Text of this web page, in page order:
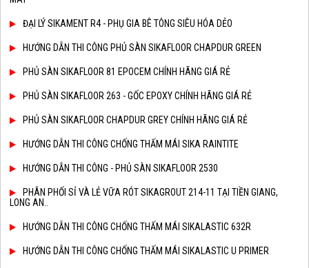
ĐẠI LÝ SIKAMENT R4 - PHỤ GIA BÊ TÔNG SIÊU HÓA DẺO
HƯỚNG DẪN THI CÔNG PHỦ SÀN SIKAFLOOR CHAPDUR GREEN
PHỦ SÀN SIKAFLOOR 81 EPOCEM CHÍNH HÃNG GIÁ RẺ
PHỦ SÀN SIKAFLOOR 263 - GỐC EPOXY CHÍNH HÃNG GIÁ RẺ
PHỦ SÀN SIKAFLOOR CHAPDUR GREY CHÍNH HÃNG GIÁ RẺ
HƯỚNG DẪN THI CÔNG CHỐNG THẤM MÁI SIKA RAINTITE
HƯỚNG DẪN THI CÔNG - PHỦ SÀN SIKAFLOOR 2530
PHÂN PHỐI SỈ VÀ LẺ VỮA RÓT SIKAGROUT 214-11 TẠI TIỀN GIANG,
LONG AN..
HƯỚNG DẪN THI CÔNG CHỐNG THẤM MÁI SIKALASTIC 632R
HƯỚNG DẪN THI CÔNG CHỐNG THẤM MÁI SIKALASTIC U PRIMER